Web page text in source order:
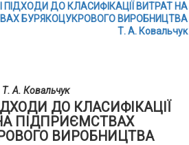
ПІДХОДИ ДО КЛАСИФІКАЦІЇ ВИТРАТ НА
БУРЯКОЦУКРОВОГО ВИРОБНИЦТВА
Т. А. Ковальчук
Т. А. Ковальчук
ДО КЛАСИФІКАЦІЇ
ПІДПРИЄМСТВАХ
ВИРОБНИЦТВА